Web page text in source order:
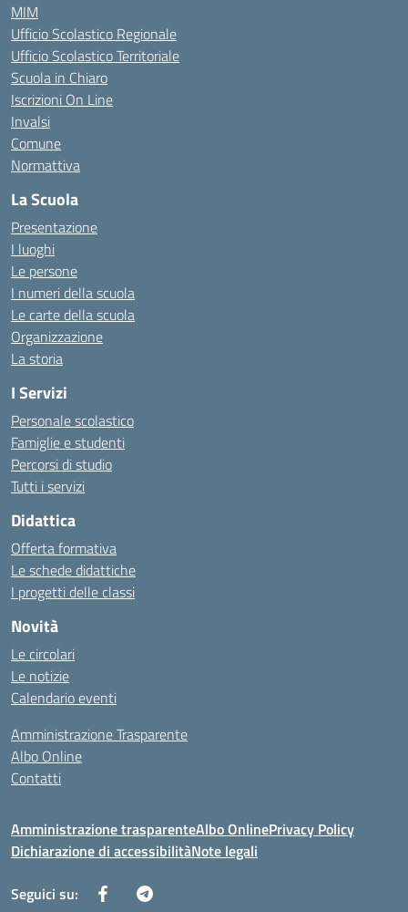
MIM
Ufficio Scolastico Regionale
Ufficio Scolastico Territoriale
Scuola in Chiaro
Iscrizioni On Line
Invalsi
Comune
Normattiva
La Scuola
Presentazione
I luoghi
Le persone
I numeri della scuola
Le carte della scuola
Organizzazione
La storia
I Servizi
Personale scolastico
Famiglie e studenti
Percorsi di studio
Tutti i servizi
Didattica
Offerta formativa
Le schede didattiche
I progetti delle classi
Novità
Le circolari
Le notizie
Calendario eventi
Amministrazione Trasparente
Albo Online
Contatti
Amministrazione trasparenteAlbo OnlinePrivacy Policy
Dichiarazione di accessibilitàNote legali
Seguici su: